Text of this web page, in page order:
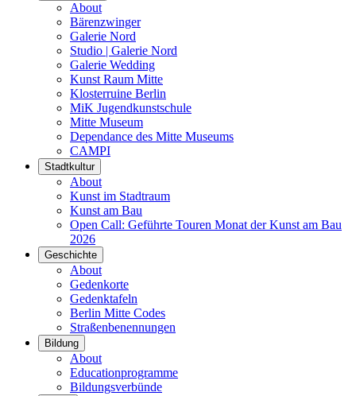
About
Bärenzwinger
Galerie Nord
Studio | Galerie Nord
Galerie Wedding
Kunst Raum Mitte
Klosterruine Berlin
MiK Jugendkunstschule
Mitte Museum
Dependance des Mitte Museums
CAMPI
Stadtkultur
About
Kunst im Stadtraum
Kunst am Bau
Open Call: Geführte Touren Monat der Kunst am Bau
2026
Geschichte
About
Gedenkorte
Gedenktafeln
Berlin Mitte Codes
Straßenbenennungen
Bildung
About
Educationprogramme
Bildungsverbünde